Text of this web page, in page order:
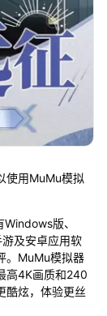
使用MuMu模拟
版、
及安卓应用软
。MuMu模拟器
高4K画质和240
酷炫，体验更丝